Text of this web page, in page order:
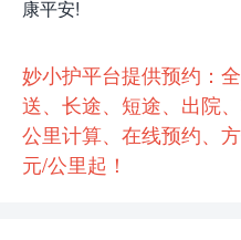
康平安!
妙小护平台提供预约：
送、长途、短途、出院
公里计算、在线预约、
元/公里起！